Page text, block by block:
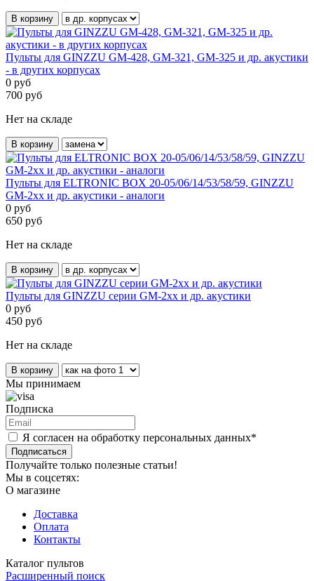
В корзину
Пульты для GINZZU GM-428, GM-321, GM-325 и др. акустики
- в других корпусах
0 руб
700 руб
Нет на складе
В корзину
Пульты для ELTRONIC BOX 20-05/06/14/53/58/59, GINZZU
GM-2xx и др. акустики - аналоги
0 руб
650 руб
Нет на складе
В корзину
Пульты для GINZZU серии GM-2xx и др. акустики
0 руб
450 руб
Нет на складе
В корзину
Мы принимаем
Подписка
Я согласен на обработку персональных данных*
Подписаться
Получайте только полезные статьи!
Мы в соцсетях:
О магазине
Доставка
Оплата
Контакты
Каталог пультов
Расширенный поиск